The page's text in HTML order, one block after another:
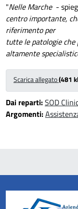
"Nelle Marche -
centro importante,
riferimento per
tutte le patologie
altamente
Scarica allegato(481
Dai reparti:SOD
Argomenti: